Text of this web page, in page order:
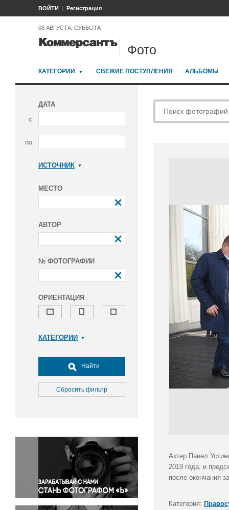
ВОЙТИ Регистрация
08 АВГУСТА, СУББОТА
Фото
КАТЕГОРИИ СВЕЖИЕ ПОСТУПЛЕНИЯ АЛЬБОМЫ
ДАТА
с
по
ИСТОЧНИК
МЕСТО
АВТОР
№ ФОТОГРАФИИ
ОРИЕНТАЦИЯ
КАТЕГОРИИ
Досуг, туризм и отдых
Культура
Медицина
Окружающая среда
Политика
Правосудие
Происшествия и конфликты
Религия
Светская жизнь
Найти
Сбросить фильтр
Актер Павел
2019 года, и
после окончания
Категория: